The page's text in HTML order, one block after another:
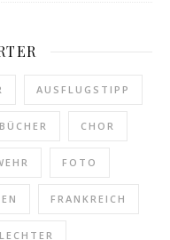
AUSFLUGSTIPP
BÜCHER CHOR
FOTO
FRANKREICH